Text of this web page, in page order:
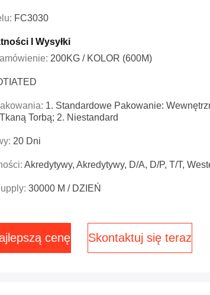
FC3030
I Wysyłki
200KG / KOLOR (600M)
1. Standardowe Pakowanie:
Torbą; 2. Niestandard
20 Dni
Akredytywy, Akredytywy, D/A, D/P, T/T,
30000 M / DZIEŃ
cenę Skontaktuj się teraz